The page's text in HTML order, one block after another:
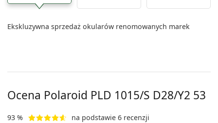
Ekskluzywna sprzedaż okularów renomowanych marek
Ocena Polaroid PLD 1015/S D28/Y2 53
93 % na podstawie 6 recenzji